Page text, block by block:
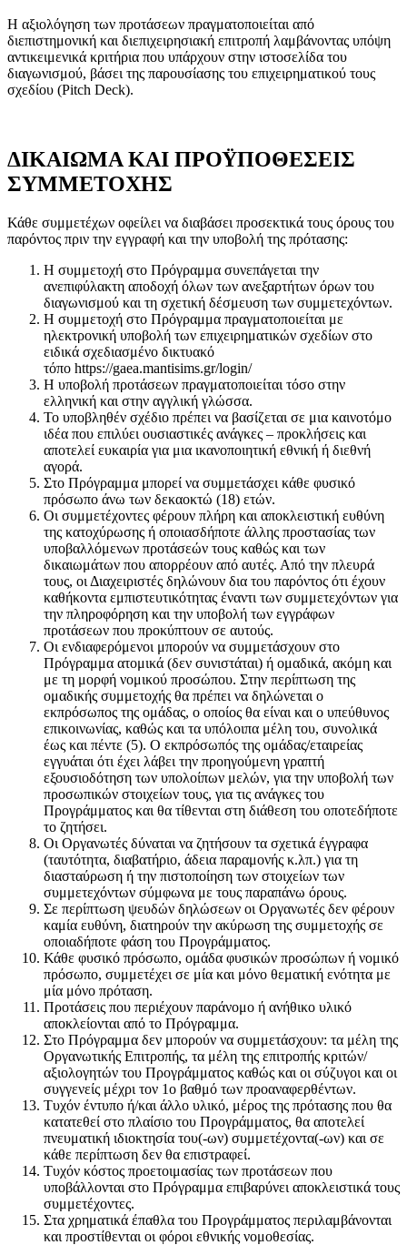
Η αξιολόγηση των προτάσεων πραγματοποιείται από
διεπιστημονική και διεπιχειρησιακή επιτροπή λαμβάνοντας υπόψη
αντικειμενικά κριτήρια που υπάρχουν στην ιστοσελίδα του
διαγωνισμού, βάσει της παρουσίασης του επιχειρηματικού τους
σχεδίου (Pitch Deck).
ΔΙΚΑΙΩΜΑ ΚΑΙ ΠΡΟΫΠΟΘΕΣΕΙΣ
ΣΥΜΜΕΤΟΧΗΣ
Κάθε συμμετέχων οφείλει να διαβάσει προσεκτικά τους όρους του
παρόντος πριν την εγγραφή και την υποβολή της πρότασης:
Η συμμετοχή στο Πρόγραμμα συνεπάγεται την
ανεπιφύλακτη αποδοχή όλων των ανεξαρτήτων όρων του
διαγωνισμού και τη σχετική δέσμευση των συμμετεχόντων.
Η συμμετοχή στο Πρόγραμμα πραγματοποιείται με
ηλεκτρονική υποβολή των επιχειρηματικών σχεδίων στο
ειδικά σχεδιασμένο δικτυακό
τόπο https://gaea.mantisims.gr/login/
Η υποβολή προτάσεων πραγματοποιείται τόσο στην
ελληνική και στην αγγλική γλώσσα.
Το υποβληθέν σχέδιο πρέπει να βασίζεται σε μια καινοτόμο
ιδέα που επιλύει ουσιαστικές ανάγκες – προκλήσεις και
αποτελεί ευκαιρία για μια ικανοποιητική εθνική ή διεθνή
αγορά.
Στο Πρόγραμμα μπορεί να συμμετάσχει κάθε φυσικό
πρόσωπο άνω των δεκαοκτώ (18) ετών.
Οι συμμετέχοντες φέρουν πλήρη και αποκλειστική ευθύνη
της κατοχύρωσης ή οποιασδήποτε άλλης προστασίας των
υποβαλλόμενων προτάσεών τους καθώς και των
δικαιωμάτων που απορρέουν από αυτές. Από την πλευρά
τους, οι Διαχειριστές δηλώνουν δια του παρόντος ότι έχουν
καθήκοντα εμπιστευτικότητας έναντι των συμμετεχόντων για
την πληροφόρηση και την υποβολή των εγγράφων
προτάσεων που προκύπτουν σε αυτούς.
Οι ενδιαφερόμενοι μπορούν να συμμετάσχουν στο
Πρόγραμμα ατομικά (δεν συνιστάται) ή ομαδικά, ακόμη και
με τη μορφή νομικού προσώπου. Στην περίπτωση της
ομαδικής συμμετοχής θα πρέπει να δηλώνεται ο
εκπρόσωπος της ομάδας, ο οποίος θα είναι και ο υπεύθυνος
επικοινωνίας, καθώς και τα υπόλοιπα μέλη του, συνολικά
έως και πέντε (5). Ο εκπρόσωπός της ομάδας/εταιρείας
εγγυάται ότι έχει λάβει την προηγούμενη γραπτή
εξουσιοδότηση των υπολοίπων μελών, για την υποβολή των
προσωπικών στοιχείων τους, για τις ανάγκες του
Προγράμματος και θα τίθενται στη διάθεση του οποτεδήποτε
το ζητήσει.
Οι Οργανωτές δύναται να ζητήσουν τα σχετικά έγγραφα
(ταυτότητα, διαβατήριο, άδεια παραμονής κ.λπ.) για τη
διασταύρωση ή την πιστοποίηση των στοιχείων των
συμμετεχόντων σύμφωνα με τους παραπάνω όρους.
Σε περίπτωση ψευδών δηλώσεων οι Οργανωτές δεν φέρουν
καμία ευθύνη, διατηρούν την ακύρωση της συμμετοχής σε
οποιαδήποτε φάση του Προγράμματος.
Κάθε φυσικό πρόσωπο, ομάδα φυσικών προσώπων ή νομικό
πρόσωπο, συμμετέχει σε μία και μόνο θεματική ενότητα με
μία μόνο πρόταση.
Προτάσεις που περιέχουν παράνομο ή ανήθικο υλικό
αποκλείονται από το Πρόγραμμα.
Στο Πρόγραμμα δεν μπορούν να συμμετάσχουν: τα μέλη της
Οργανωτικής Επιτροπής, τα μέλη της επιτροπής κριτών/
αξιολογητών του Προγράμματος καθώς και οι σύζυγοι και οι
συγγενείς μέχρι τον 1ο βαθμό των προαναφερθέντων.
Τυχόν έντυπο ή/και άλλο υλικό, μέρος της πρότασης που θα
κατατεθεί στο πλαίσιο του Προγράμματος, θα αποτελεί
πνευματική ιδιοκτησία του(-ων) συμμετέχοντα(-ων) και σε
κάθε περίπτωση δεν θα επιστραφεί.
Τυχόν κόστος προετοιμασίας των προτάσεων που
υποβάλλονται στο Πρόγραμμα επιβαρύνει αποκλειστικά τους
συμμετέχοντες.
Στα χρηματικά έπαθλα του Προγράμματος περιλαμβάνονται
και προστίθενται οι φόροι εθνικής νομοθεσίας.